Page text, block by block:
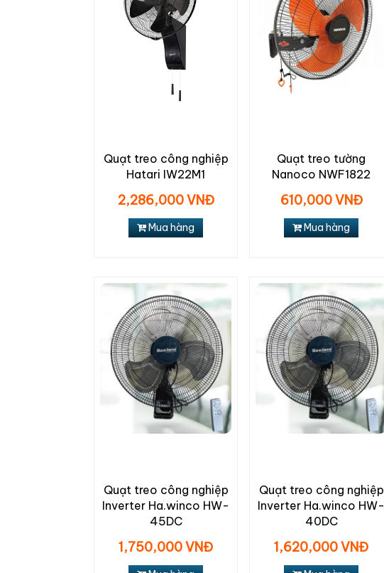
Quạt treo công nghiệp
Hatari IW22M1
2,286,000 VNĐ
Mua hàng
Quạt treo tường
Nanoco NWF1822
610,000 VNĐ
Mua hàng
Quạt treo công nghiệp
Inverter Ha.winco HW-
45DC
1,750,000 VNĐ
Quạt treo công nghiệp
Inverter Ha.winco HW-
40DC
1,620,000 VNĐ